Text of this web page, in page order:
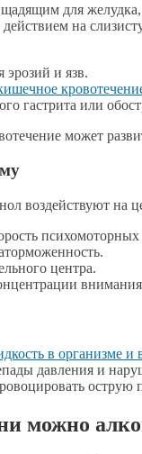
щадящим для
на
и язв.
гастрита или
может
воздействуют
центра.
в организме и
давления и
острую
можно